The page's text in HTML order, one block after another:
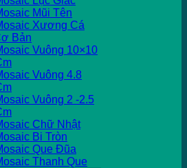
Mũi Tên
Xương Cá
Bản
Vuông 10×10
Vuông 4.8
Vuông 2 -2.5
Chữ Nhật
Bi Tròn
Que Đũa
Thanh Que